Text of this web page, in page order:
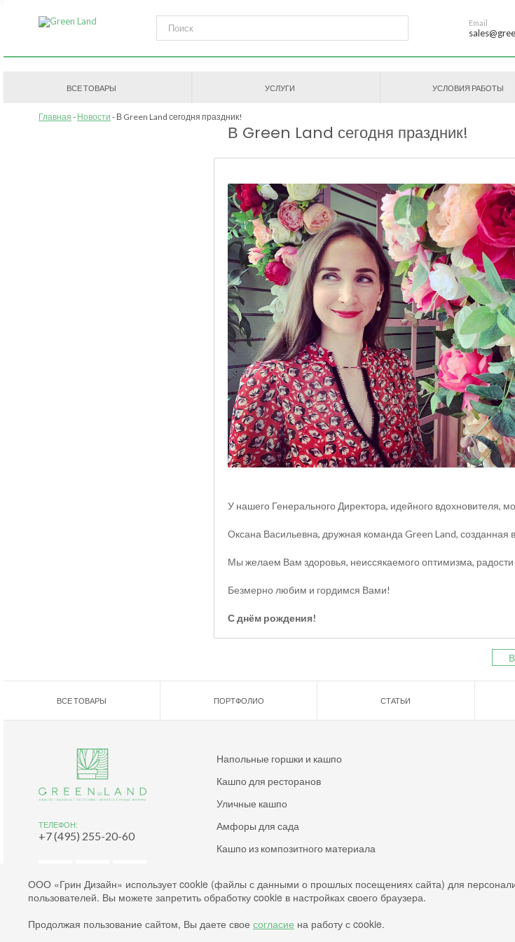
Email
ВСЕ ТОВАРЫ УСЛУГИ УСЛОВИЯ РАБОТЫ
Главная Новости В Green Land сегодня праздник!
В Green Land сегодня праздник!
У нашего Генерального Директора, идейного
Оксана Васильевна, дружная команда Green Land,
Мы желаем Вам здоровья, неиссякаемого оптимизма,
Безмерно любим и гордимся Вами!
С днём рождения!
ВСЕ ТОВАРЫ ПОРТФОЛИО СТАТЬИ
ТЕЛЕФОН:
+7 (495) 255-20-60
Напольные горшки и кашпо
Кашпо для ресторанов
Уличные кашпо
Амфоры для сада
Кашпо из композитного материала
Согласие на обработку персональных данных
ООО «Грин Дизайн» использует cookie (файлы с данными о прошлых посещениях сайта) для
пользователей. Вы можете запретить обработку cookie в настройках своего браузера.
Продолжая пользование сайтом, Вы даете свое согласие на работу с cookie.